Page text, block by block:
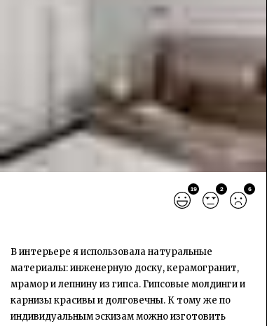
19 2 6
В интерьере я использовала натуральные
материалы: инженерную доску, керамогранит,
мрамор и лепнину из гипса. Гипсовые молдинги и
карнизы красивы и долговечны. К тому же по
индивидуальным эскизам можно изготовить